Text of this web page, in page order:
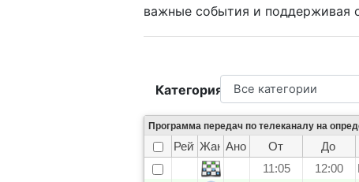
важные события и поддерживая
Категория
Программа передач по телеканалу на
РейтингЖанрАнонс От До
11:05
12:00